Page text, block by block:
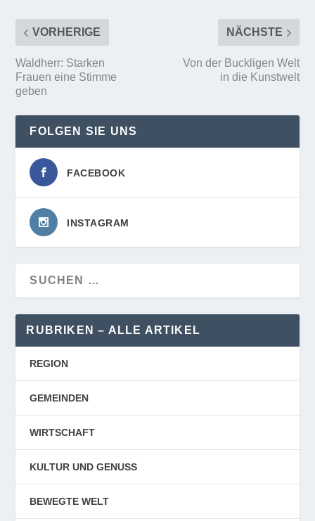
VORHERIGE
Waldherr: Starken
Frauen eine Stimme
geben
NÄCHSTE
Von der Buckligen Welt
in die Kunstwelt
FOLGEN SIE UNS
FACEBOOK
INSTAGRAM
RUBRIKEN – ALLE ARTIKEL
REGION
GEMEINDEN
WIRTSCHAFT
KULTUR UND GENUSS
BEWEGTE WELT